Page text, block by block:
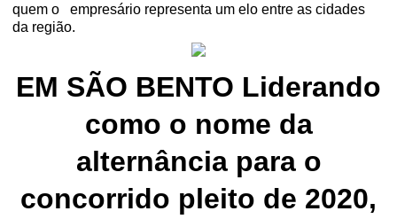
quem o
empresário representa um elo entre as cidades
da região.
EM SÃO BENTO Liderando
como o nome da
alternância para o
concorrido pleito de 2020,